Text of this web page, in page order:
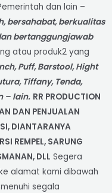
dan lain –
bersahabat, berkualitas
bertanggungjawab
atau produk2 yang
Puff, Barstool, Hight
Tiffany, Tenda,
– lain. RR PRODUCTION
DAN PENJUALAN
DIANTARANYA
REMPEL, SARUNG
DLL Segera
alamat kami dibawah
segala